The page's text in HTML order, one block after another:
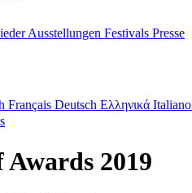
Ausstellungen Festivals Presse
Français Deutsch Ελληνικά Italiano
Awards 2019